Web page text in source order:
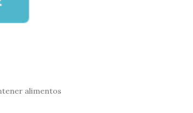
alimentos